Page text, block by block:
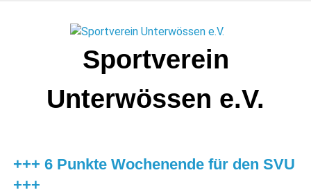
Sportverein
Unterwössen e.V.
+++ 6 Punkte Wochenende für den SVU
+++